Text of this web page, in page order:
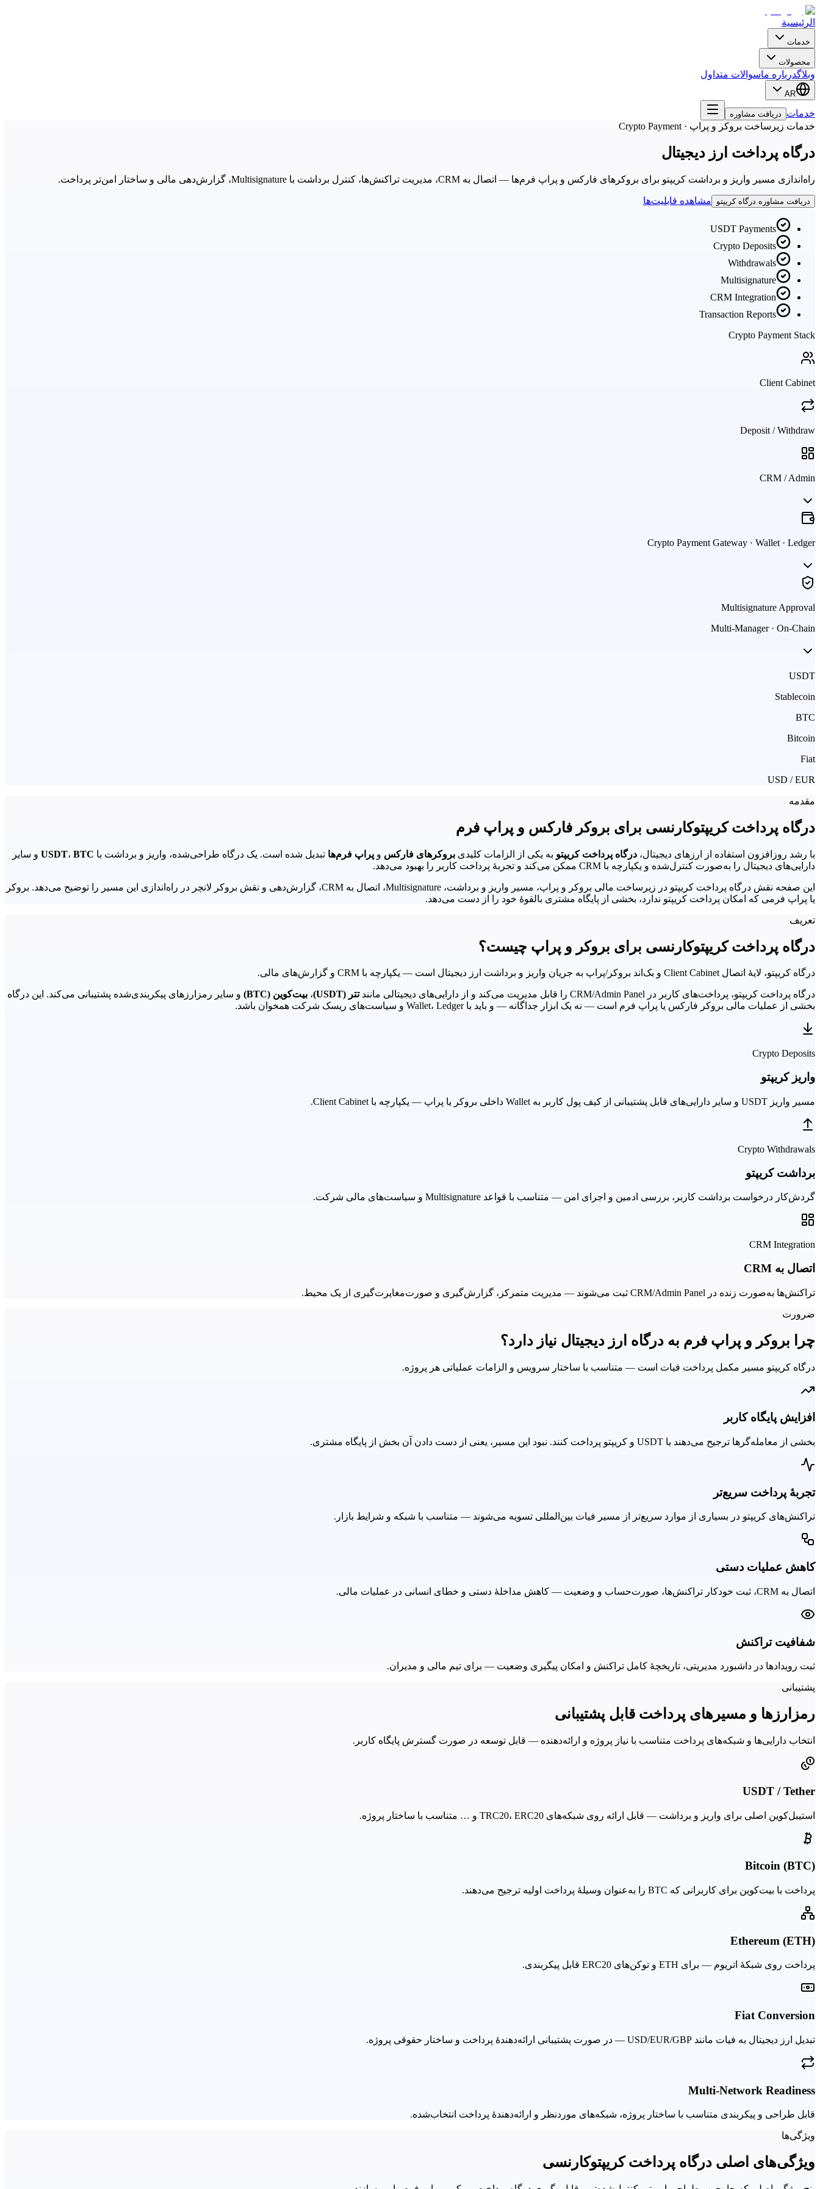
الرئيسية
خدمات
محصولات
وبلاگدرباره ماسوالات متداول
AR
خدمات دریافت مشاوره
خدمات زیرساخت بروکر و پراپ · Crypto Payment
درگاه پرداخت ارز دیجیتال
راه‌اندازی مسیر واریز و برداشت کریپتو برای بروکرهای فارکس و پراپ فرم‌ها — اتصال به CRM، مدیریت تراکنش‌ها، کنترل برداشت با Multisignature، گزارش‌دهی مالی و ساختار امن‌تر پرداخت.
دریافت مشاوره درگاه کریپتو مشاهده قابلیت‌ها
USDT Payments
Crypto Deposits
Withdrawals
Multisignature
CRM Integration
Transaction Reports
Crypto Payment Stack
Client Cabinet
Deposit / Withdraw
CRM / Admin
Crypto Payment Gateway · Wallet · Ledger
Multisignature Approval
Multi-Manager · On-Chain
USDT
Stablecoin
BTC
Bitcoin
Fiat
USD / EUR
مقدمه
درگاه پرداخت کریپتوکارنسی برای بروکر فارکس و پراپ فرم
با رشد روزافزون استفاده از ارزهای دیجیتال، درگاه پرداخت کریپتو به یکی از الزامات کلیدی بروکرهای فارکس و پراپ فرم‌ها تبدیل شده است. یک درگاه طراحی‌شده، واریز و برداشت با USDT، BTC
و سایر
دارایی‌های دیجیتال را به‌صورت کنترل‌شده و یکپارچه با CRM ممکن می‌کند و تجربهٔ پرداخت کاربر را بهبود می‌دهد.
این صفحه نقش درگاه پرداخت کریپتو در زیرساخت مالی بروکر و پراپ، مسیر واریز و برداشت، Multisignature، اتصال به CRM، گزارش‌دهی و نقش بروکر لانچر در راه‌اندازی این مسیر را توضیح می‌دهد. بروکر
یا پراپ فرمی که امکان پرداخت کریپتو ندارد، بخشی از پایگاه مشتری بالقوهٔ خود را از دست می‌دهد.
تعریف
درگاه پرداخت کریپتوکارنسی برای بروکر و پراپ چیست؟
درگاه کریپتو، لایهٔ اتصال Client Cabinet و بک‌اند بروکر/پراپ به جریان واریز و برداشت ارز دیجیتال است — یکپارچه با CRM و گزارش‌های مالی.
درگاه پرداخت کریپتو، پرداخت‌های کاربر در CRM/Admin Panel را قابل مدیریت می‌کند و از دارایی‌های دیجیتالی مانند تتر (USDT) ، بیت‌کوین (BTC)
و سایر رمزارزهای پیکربندی‌شده پشتیبانی می‌کند. این درگاه
بخشی از عملیات مالی بروکر فارکس یا پراپ فرم است — نه یک ابزار جداگانه — و باید با Wallet، Ledger و سیاست‌های ریسک شرکت همخوان باشد.
Crypto Deposits
واریز کریپتو
مسیر واریز USDT و سایر دارایی‌های قابل پشتیبانی از کیف پول کاربر به Wallet داخلی بروکر یا پراپ — یکپارچه با Client Cabinet.
Crypto Withdrawals
برداشت کریپتو
گردش‌کار درخواست برداشت کاربر، بررسی ادمین و اجرای امن — متناسب با قواعد Multisignature و سیاست‌های مالی شرکت.
CRM Integration
اتصال به CRM
تراکنش‌ها به‌صورت زنده در CRM/Admin Panel ثبت می‌شوند — مدیریت متمرکز، گزارش‌گیری و صورت‌مغایرت‌گیری از یک محیط.
ضرورت
چرا بروکر و پراپ فرم به درگاه ارز دیجیتال نیاز دارد؟
درگاه کریپتو مسیر مکمل پرداخت فیات است — متناسب با ساختار سرویس و الزامات عملیاتی هر پروژه.
افزایش پایگاه کاربر
بخشی از معامله‌گرها ترجیح می‌دهند با USDT و کریپتو پرداخت کنند. نبود این مسیر، یعنی از دست دادن آن بخش از پایگاه مشتری.
تجربهٔ پرداخت سریع‌تر
تراکنش‌های کریپتو در بسیاری از موارد سریع‌تر از مسیر فیات بین‌المللی تسویه می‌شوند — متناسب با شبکه و شرایط بازار.
کاهش عملیات دستی
اتصال به CRM، ثبت خودکار تراکنش‌ها، صورت‌حساب و وضعیت — کاهش مداخلهٔ دستی و خطای انسانی در عملیات مالی.
شفافیت تراکنش
ثبت رویدادها در داشبورد مدیریتی، تاریخچهٔ کامل تراکنش و امکان پیگیری وضعیت — برای تیم مالی و مدیران.
پشتیبانی
رمزارزها و مسیرهای پرداخت قابل پشتیبانی
انتخاب دارایی‌ها و شبکه‌های پرداخت متناسب با نیاز پروژه و ارائه‌دهنده — قابل توسعه در صورت گسترش پایگاه کاربر.
USDT / Tether
استیبل‌کوین اصلی برای واریز و برداشت — قابل ارائه روی شبکه‌های TRC20، ERC20 و … متناسب با ساختار پروژه.
Bitcoin (BTC)
پرداخت با بیت‌کوین برای کاربرانی که BTC را به‌عنوان وسیلهٔ پرداخت اولیه ترجیح می‌دهند.
Ethereum (ETH)
پرداخت روی شبکهٔ اتریوم — برای ETH و توکن‌های ERC20 قابل پیکربندی.
Fiat Conversion
تبدیل ارز دیجیتال به فیات مانند USD/EUR/GBP — در صورت پشتیبانی ارائه‌دهندهٔ پرداخت و ساختار حقوقی پروژه.
Multi-Network Readiness
قابل طراحی و پیکربندی متناسب با ساختار پروژه، شبکه‌های موردنظر و ارائه‌دهندهٔ پرداخت انتخاب‌شده.
ویژگی‌ها
ویژگی‌های اصلی درگاه پرداخت کریپتوکارنسی